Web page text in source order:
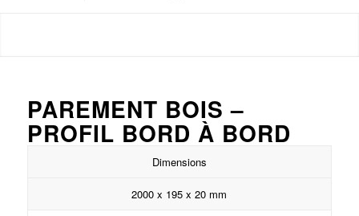
PAREMENT BOIS –
PROFIL BORD À BORD
Dimensions
2000 x 195 x 20 mm